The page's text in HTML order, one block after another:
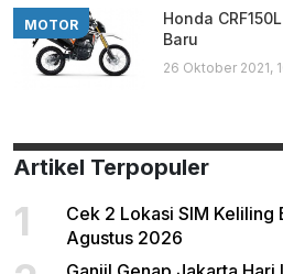
MOTOR
Honda
Baru
26 Oktober 2021,
Artikel Terpopuler
1
Cek 2 Lokasi SIM Keliling
Agustus 2026